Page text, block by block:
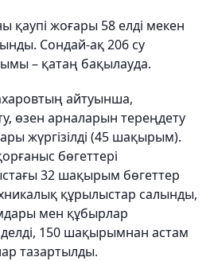
қаупі жоғары 58 елді мекен
Сондай-ақ 206 су
– қатаң бақылауда.
айтуынша,
өзен арналарын тереңдету
жүргізілді (45 шақырым).
бөгеттері
32 шақырым бөгеттер
құрылыстар салынды,
мен құбырлар
150 шақырымнан астам
тазартылды.